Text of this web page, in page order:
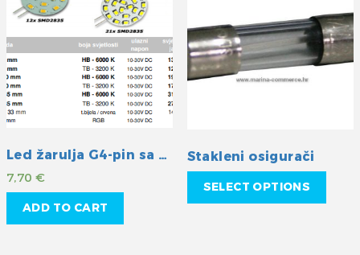
Led žarulja G4-pin sa strane hladna
7,70 €
ADD TO CART
Stakleni osigurači
SELECT OPTIONS